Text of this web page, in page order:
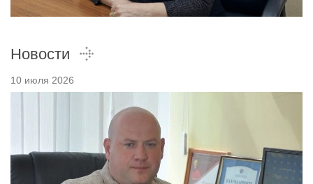
Новости
10 июля 2026